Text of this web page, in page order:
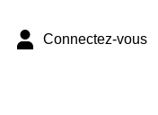
Connectez-vous